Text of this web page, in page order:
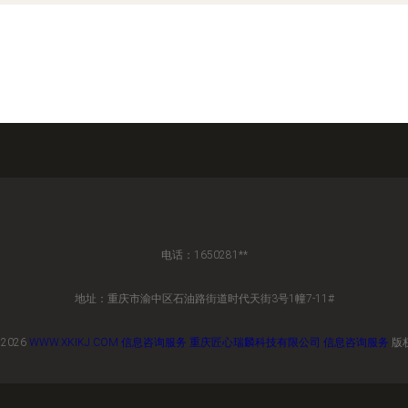
电话：1650281**
地址：重庆市渝中区石油路街道时代天街3号1幢7-11#
2026 WWW.XKIKJ.COM 信息咨询服务 重庆匠心瑞麟科技有限公司 信息咨询服务 版